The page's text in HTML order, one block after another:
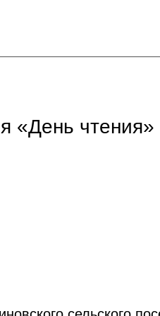
«День чтения»